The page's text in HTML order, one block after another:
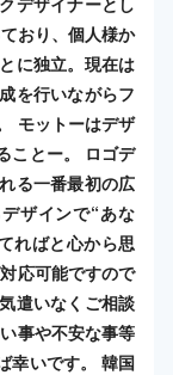
おり、個人様か
に独立。現在は
を行いながらフ
モットーはデザ
ことー。 ロゴデ
る一番最初の広
ザインで“あな
ればと心から思
応可能ですので
遣いなくご相談
事や不安な事等
幸いです。 韓国